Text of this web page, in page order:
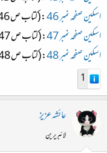
اسکین صفحہ نمبر 46
: (کتاب ص 46) :
اسکین صفحہ نمبر 47
: (کتاب ص 47) :
اسکین صفحہ نمبر 48
: (کتاب ص 48 ) :
1
عائشہ عزیز
لائبریرین